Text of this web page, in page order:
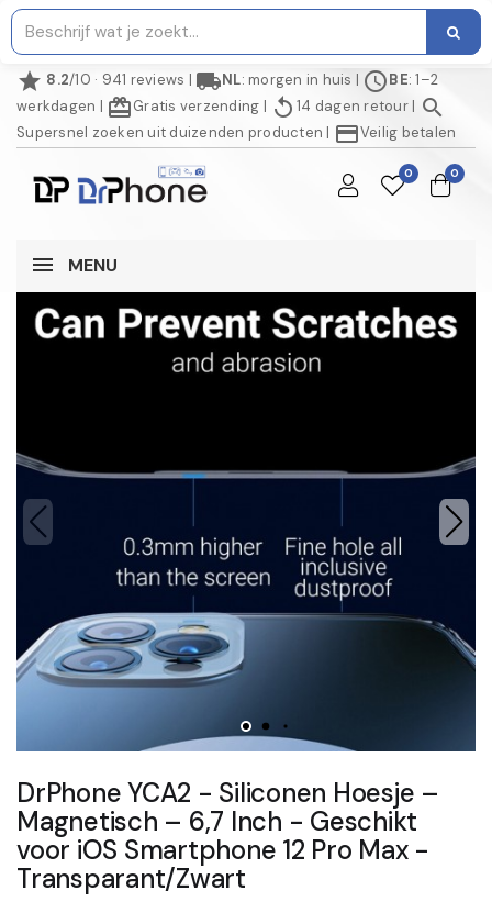
star 8.2/10 · 941 reviews | local_shippingNL: morgen in huis | scheduleBE: 1–2
werkdagen | redeemGratis verzending | replay 14 dagen retour| search
Supersnel zoeken uit duizenden producten | credit_cardVeilig betalen
0 0
MENU
DrPhone YCA2 - Siliconen Hoesje –
Magnetisch – 6,7 Inch - Geschikt
voor iOS Smartphone 12 Pro Max -
Transparant/Zwart